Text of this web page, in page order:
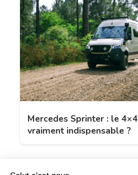
Mercedes Sprinter : le
vraiment indispensable ?